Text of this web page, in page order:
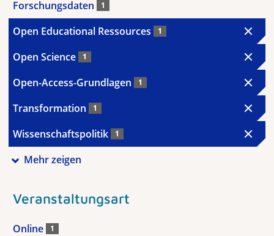
Forschungsdaten 1
Open Educational Ressources 1
Open Science 1
Open-Access-Grundlagen 1
Transformation 1
Wissenschaftspolitik 1
Mehr zeigen
Veranstaltungsart
Online 1